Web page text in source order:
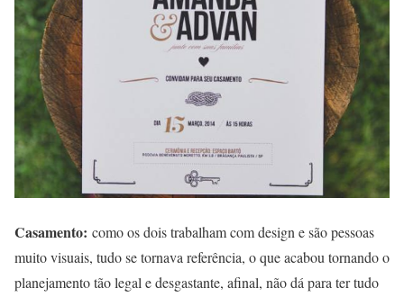
Casamento: como os dois trabalham com design e são pessoas
muito visuais, tudo se tornava referência, o que acabou tornando o
planejamento tão legal e desgastante, afinal, não dá para ter tudo